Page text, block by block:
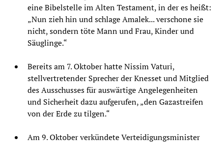
eine Bibelstelle im Alten Testament, in der es heißt:
„Nun zieh hin und schlage Amalek... verschone sie
nicht, sondern töte Mann und Frau, Kinder und
Säuglinge.“
Bereits am 7. Oktober hatte Nissim Vaturi,
stellvertretender Sprecher der Knesset und Mitglied
des Ausschusses für auswärtige Angelegenheiten
und Sicherheit dazu aufgerufen, „den Gazastreifen
von der Erde zu tilgen.“
Am 9. Oktober verkündete Verteidigungsminister